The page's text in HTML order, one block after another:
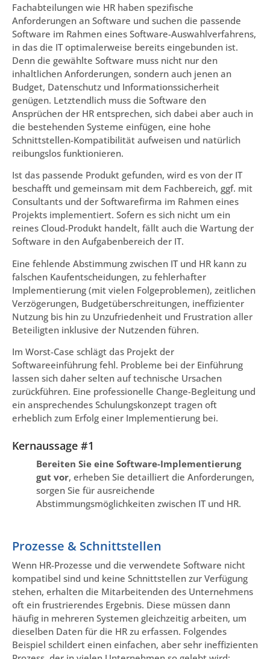
Fachabteilungen wie HR haben spezifische
Anforderungen an Software und suchen die passende
Software im Rahmen eines Software-Auswahlverfahrens,
in das die IT optimalerweise bereits eingebunden ist.
Denn die gewählte Software muss nicht nur den
inhaltlichen Anforderungen, sondern auch jenen an
Budget, Datenschutz und Informationssicherheit
genügen. Letztendlich muss die Software den
Ansprüchen der HR entsprechen, sich dabei aber auch in
die bestehenden Systeme einfügen, eine hohe
Schnittstellen-Kompatibilität aufweisen und natürlich
reibungslos funktionieren.
Ist das passende Produkt gefunden, wird es von der IT
beschafft und gemeinsam mit dem Fachbereich, ggf. mit
Consultants und der Softwarefirma im Rahmen eines
Projekts implementiert. Sofern es sich nicht um ein
reines Cloud-Produkt handelt, fällt auch die Wartung der
Software in den Aufgabenbereich der IT.
Eine fehlende Abstimmung zwischen IT und HR kann zu
falschen Kaufentscheidungen, zu fehlerhafter
Implementierung (mit vielen Folgeproblemen), zeitlichen
Verzögerungen, Budgetüberschreitungen, ineffizienter
Nutzung bis hin zu Unzufriedenheit und Frustration aller
Beteiligten inklusive der Nutzenden führen.
Im Worst-Case schlägt das Projekt der
Softwareeinführung fehl. Probleme bei der Einführung
lassen sich daher selten auf technische Ursachen
zurückführen. Eine professionelle Change-Begleitung und
ein ansprechendes Schulungskonzept tragen oft
erheblich zum Erfolg einer Implementierung bei.
Kernaussage #1
Bereiten Sie eine Software-Implementierung
gut vor, erheben Sie detailliert die Anforderungen,
sorgen Sie für ausreichende
Abstimmungsmöglichkeiten zwischen IT und HR.
Prozesse & Schnittstellen
Wenn HR-Prozesse und die verwendete Software nicht
kompatibel sind und keine Schnittstellen zur Verfügung
stehen, erhalten die Mitarbeitenden des Unternehmens
oft ein frustrierendes Ergebnis. Diese müssen dann
häufig in mehreren Systemen gleichzeitig arbeiten, um
dieselben Daten für die HR zu erfassen. Folgendes
Beispiel schildert einen einfachen, aber sehr ineffizienten